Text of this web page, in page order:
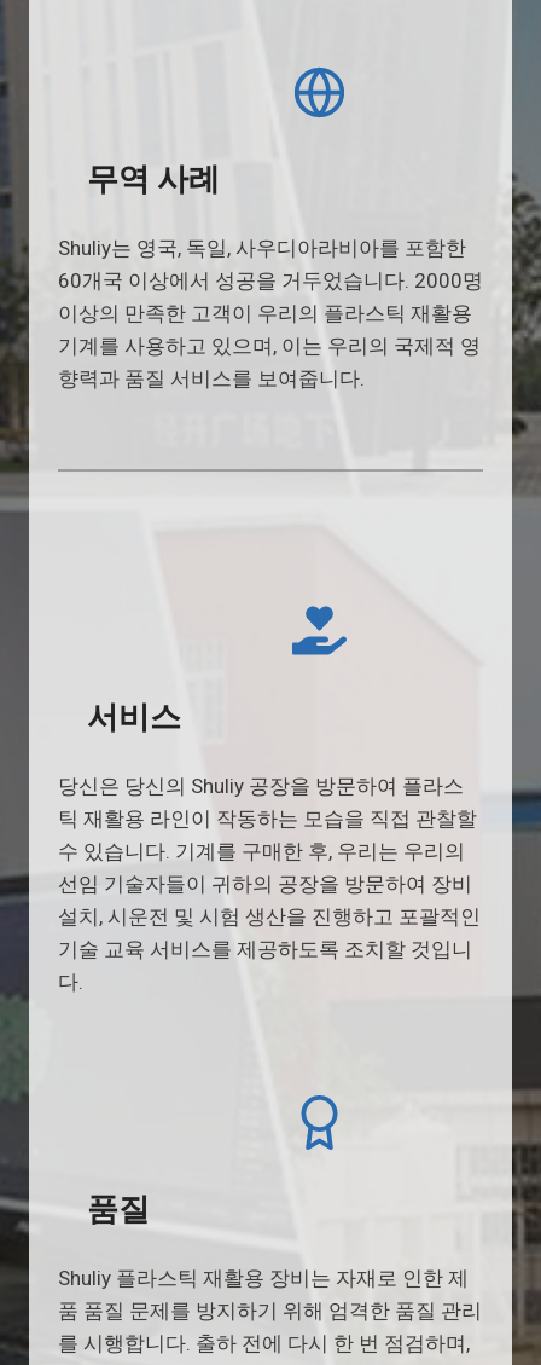
무역 사례
Shuliy는 영국, 독일, 사우디아라비아를 포함한
60개국 이상에서 성공을 거두었습니다. 2000명
이상의 만족한 고객이 우리의 플라스틱 재활용
기계를 사용하고 있으며, 이는 우리의 국제적 영
향력과 품질 서비스를 보여줍니다.
서비스
당신은 당신의 Shuliy 공장을 방문하여 플라스
틱 재활용 라인이 작동하는 모습을 직접 관찰할
수 있습니다. 기계를 구매한 후, 우리는 우리의
선임 기술자들이 귀하의 공장을 방문하여 장비
설치, 시운전 및 시험 생산을 진행하고 포괄적인
기술 교육 서비스를 제공하도록 조치할 것입니
다.
품질
Shuliy 플라스틱 재활용 장비는 자재로 인한 제
품 품질 문제를 방지하기 위해 엄격한 품질 관리
를 시행합니다. 출하 전에 다시 한 번 점검하며,